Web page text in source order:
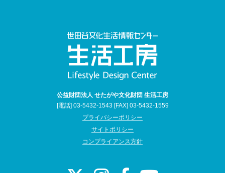
公益財団法人 せたがや文化財団 生活工房
[電話] 03-5432-1543 [FAX] 03-5432-1559
プライバシーポリシー
サイトポリシー
コンプライアンス方針